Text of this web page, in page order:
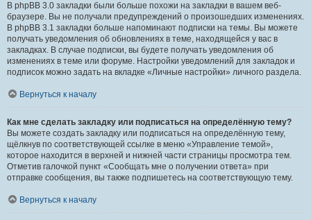
В phpBB 3.0 закладки были больше похожи на закладки в вашем веб-
браузере. Вы не получали предупреждений о произошедших изменениях.
В phpBB 3.1 закладки больше напоминают подписки на темы. Вы можете
получать уведомления об обновлениях в теме, находящейся у вас в
закладках. В случае подписки, вы будете получать уведомления об
изменениях в теме или форуме. Настройки уведомлений для закладок и
подписок можно задать на вкладке «Личные настройки» личного раздела.
Вернуться к началу
Как мне сделать закладку или подписаться на определённую тему?
Вы можете создать закладку или подписаться на определённую тему,
щёлкнув по соответствующей ссылке в меню «Управление темой»,
которое находится в верхней и нижней части страницы просмотра тем.
Отметив галочкой пункт «Сообщать мне о получении ответа» при
отправке сообщения, вы также подпишетесь на соответствующую тему.
Вернуться к началу